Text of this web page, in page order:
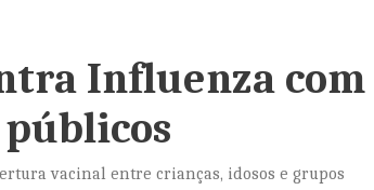
Influenza com
públicos
vacinal entre crianças, idosos e grupos